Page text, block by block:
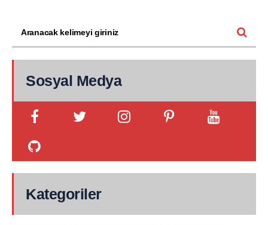
Sosyal Medya
Kategoriler